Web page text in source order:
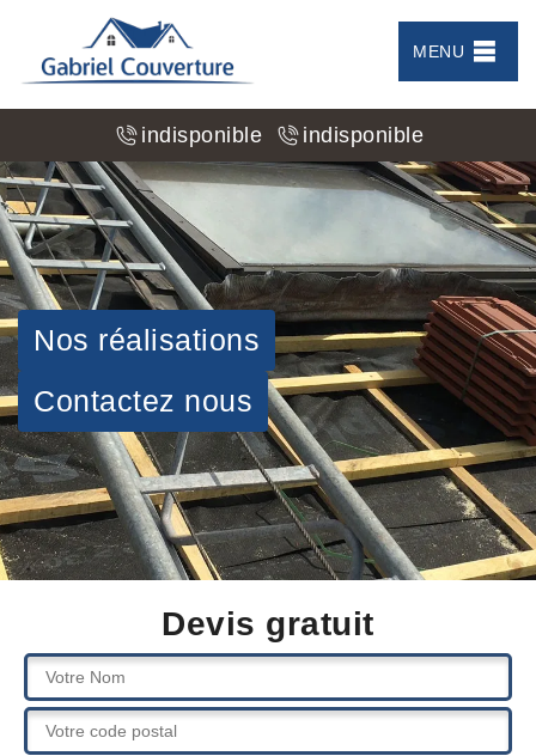
MENU
indisponible indisponible
Nos réalisations
Contactez nous
Devis gratuit